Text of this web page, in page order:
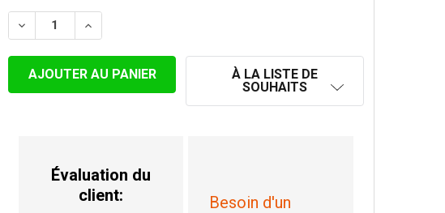
ACTUEL:
DIMINUER LA QUANTITÉ DE RÉDUCTION INOX 149M-250F
AUGMENTER LA QUANTITÉ DE RÉDUCTION INOX 149M-
À LA LISTE DE
SOUHAITS
Évaluation du
client:
Besoin d'un